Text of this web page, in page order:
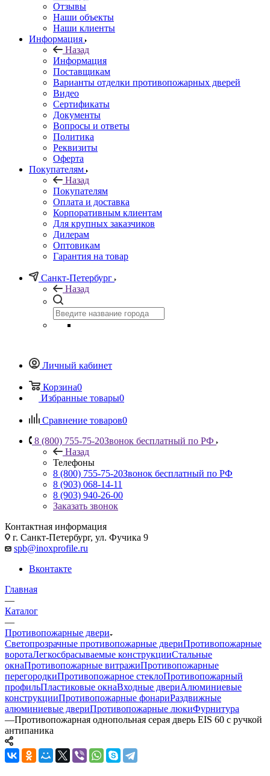
Отзывы
Наши объекты
Наши клиенты
Информация
Назад
Информация
Поставщикам
Варианты отделки противопожарных дверей
Видео
Сертификаты
Документы
Вопросы и ответы
Политика
Реквизиты
Оферта
Покупателям
Назад
Покупателям
Оплата и доставка
Корпоративным клиентам
Для крупных заказчиков
Дилерам
Оптовикам
Гарантия на товар
Санкт-Петербург
Назад
Личный кабинет
Корзина0
Избранные товары0
Сравнение товаров0
8 (800) 755-75-20Звонок бесплатный по РФ
Назад
Телефоны
8 (800) 755-75-20Звонок бесплатный по РФ
8 (903) 068-14-11
8 (903) 940-26-00
Заказать звонок
Контактная информация
г. Санкт-Петербург, ул. Фучика 9
spb@inoxprofile.ru
Вконтакте
Главная
—
Каталог
—
Противопожарные двери
Светопрозрачные противопожарные двериПротивопожарные
воротаЛегкосбрасываемые конструкцииСтальные
окнаПротивопожарные витражиПротивопожарные
перегородкиПротивопожарное стеклоПротивопожарный
профильПластиковые окнаВходные двериАлюминиевые
конструкцииПротивопожарные фонариРаздвижные
алюминиевые двериПротивопожарные люкиФурнитура
—Противопожарная однопольная серая дверь EIS 60 с ручкой
антипаника